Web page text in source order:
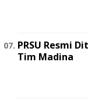
PRSU Resmi
Tim Madina